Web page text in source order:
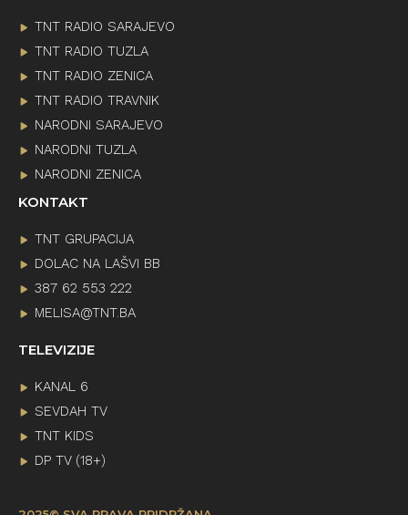
TNT RADIO SARAJEVO
TNT RADIO TUZLA
TNT RADIO ZENICA
TNT RADIO TRAVNIK
NARODNI SARAJEVO
NARODNI TUZLA
NARODNI ZENICA
KONTAKT
TNT GRUPACIJA
DOLAC NA LAŠVI BB
387 62 553 222
MELISA@TNT.BA
TELEVIZIJE
KANAL 6
SEVDAH TV
TNT KIDS
DP TV (18+)